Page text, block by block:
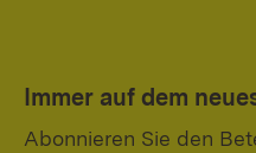
Immer auf dem
Abonnieren Sie den